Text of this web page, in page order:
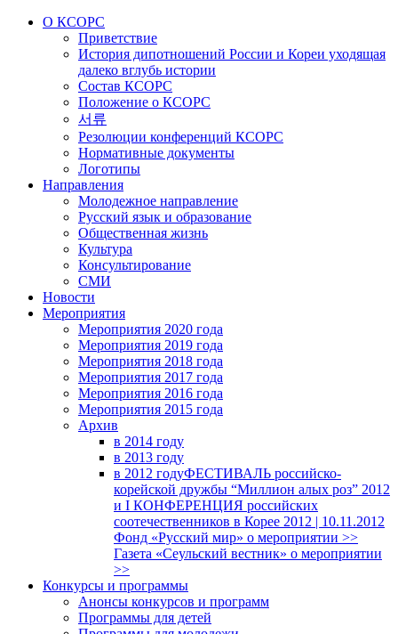
О КСОРС
Приветствие
История дипотношений России и Кореи уходящая
далеко вглубь истории
Состав КСОРС
Положение о КСОРС
서류
Резолюции конференций КСОРС
Нормативные документы
Логотипы
Направления
Молодежное направление
Русский язык и образование
Общественная жизнь
Культура
Консультирование
СМИ
Новости
Мероприятия
Мероприятия 2020 года
Мероприятия 2019 года
Мероприятия 2018 годa
Мероприятия 2017 года
Мероприятия 2016 года
Мероприятия 2015 года
Архив
в 2014 году
в 2013 году
в 2012 годуФЕСТИВАЛЬ российско-
корейской дружбы “Миллион алых роз” 2012
и I КОНФЕРЕНЦИЯ российских
соотечественников в Корее 2012 | 10.11.2012
Фонд «Русский мир» о мероприятии >>
Газета «Сеульский вестник» о мероприятии
>>
Конкурсы и программы
Анонсы конкурсов и программ
Программы для детей